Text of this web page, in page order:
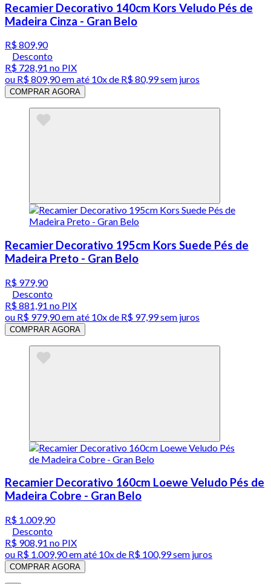
Recamier Decorativo 140cm Kors Veludo Pés de
Madeira Cinza - Gran Belo
R$ 809,90
Desconto
R$ 728,91 no PIX
ou R$ 809,90em até 10x de R$ 80,99 sem juros
COMPRAR AGORA
Recamier Decorativo 195cm Kors Suede Pés de
Madeira Preto - Gran Belo
R$ 979,90
Desconto
R$ 881,91 no PIX
ou R$ 979,90em até 10x de R$ 97,99 sem juros
COMPRAR AGORA
Recamier Decorativo 160cm Loewe Veludo Pés de
Madeira Cobre - Gran Belo
R$ 1.009,90
Desconto
R$ 908,91 no PIX
ou R$ 1.009,90em até 10x de R$ 100,99 sem juros
COMPRAR AGORA